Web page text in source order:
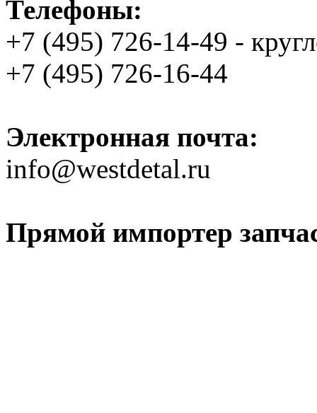
Телефоны:
+7 (495) 726-14-49 -
+7 (495) 726-16-44
Электронная почта:
info@westdetal.ru
Прямой импортер